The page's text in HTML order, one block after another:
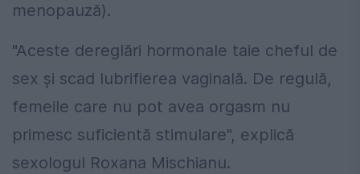
menopauză).
"Aceste dereglări hormonale taie cheful de
sex şi scad lubrifierea vaginală. De regulă,
femeile care nu pot avea orgasm nu
primesc suficientă stimulare", explică
sexologul Roxana Mischianu.